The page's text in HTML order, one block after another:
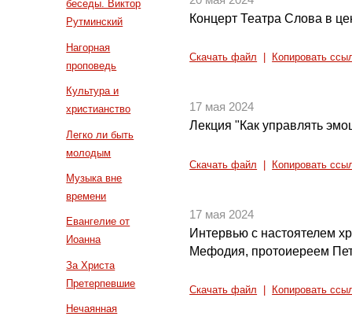
беседы. Виктор
Рутминский
Нагорная
проповедь
Культура и
христианство
Легко ли быть
молодым
Музыка вне
времени
Евангелие от
Иоанна
За Христа
Претерпевшие
Нечаянная
Концерт Театра Слова в
Скачать файл Копировать
17 мая 2024
Лекция "Как управлять
Скачать файл Копировать
17 мая 2024
Интервью с настоятелем
Мефодия, протоиереем
Скачать файл Копировать